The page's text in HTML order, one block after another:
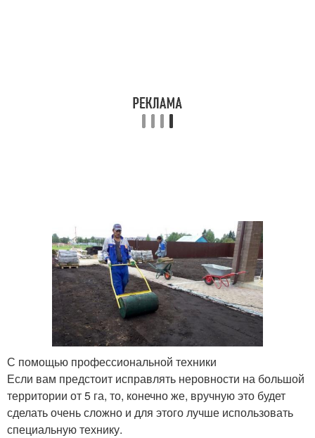
С помощью профессиональной техники
Если вам предстоит исправлять неровности на большой
территории от 5 га, то, конечно же, вручную это будет
сделать очень сложно и для этого лучше использовать
специальную технику.